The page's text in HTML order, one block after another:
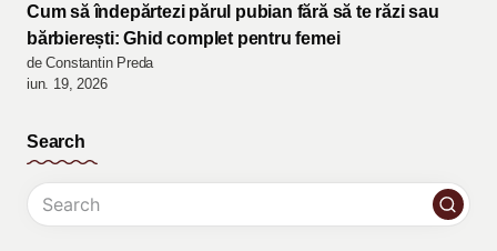
Cum să îndepărtezi părul pubian fără să te răzi sau
bărbierești: Ghid complet pentru femei
de Constantin Preda
iun. 19, 2026
Search